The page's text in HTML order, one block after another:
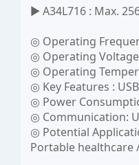
▶ A34L716 : Max.
◎ Operating
◎ Operating Voltage
◎ Operating
◎ Key Features :
◎ Power
◎ Communication:
◎ Potential
Portable healthcare